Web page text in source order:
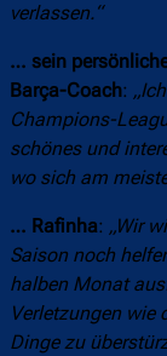
verlassen.“
… sein
Barça-Coach:
Champions-
schönes und
wo sich am
… Rafinha: „Wir
Saison noch
halben Monat
Verletzungen wie
Dinge zu